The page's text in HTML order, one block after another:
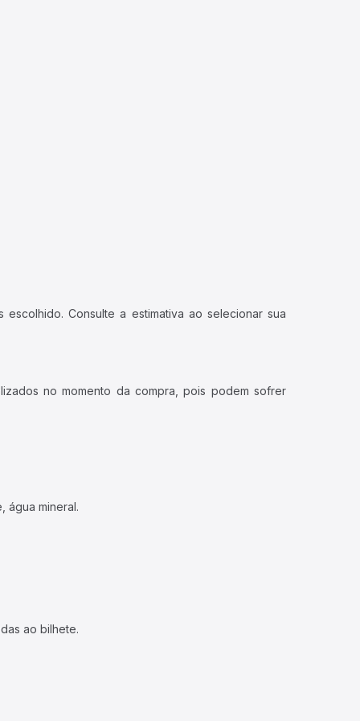
Consulte a estimativa ao selecionar sua
no momento da compra, pois podem sofrer
água mineral.
ao bilhete.